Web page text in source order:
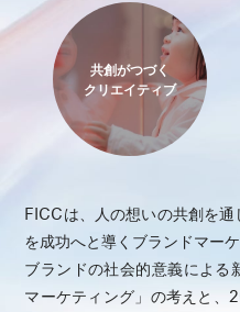
共創がつづく
クリエイティブ
FICCは、人の想いの共創を
を成功へと導くブランドマー
ブランドの社会的意義による
マーケティング」の考えと、